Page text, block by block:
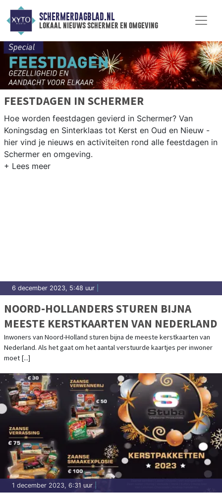
SCHERMERDAGBLAD.NL
lokaal nieuws schermer en omgeving
FEESTDAGEN IN SCHERMER
Hoe worden feestdagen gevierd in Schermer? Van
Koningsdag en Sinterklaas tot Kerst en Oud en Nieuw -
hier vind je nieuws en activiteiten rond alle feestdagen in
Schermer en omgeving.
6 december 2023, 5:48 uur
NOORD-HOLLANDERS STUREN BIJNA
MEESTE KERSTKAARTEN VAN NEDERLAND
Inwoners van Noord-Holland sturen bijna de meeste kerstkaarten van
Nederland. Als het gaat om het aantal verstuurde kaartjes per inwoner
moet [...]
1 december 2023, 6:31 uur